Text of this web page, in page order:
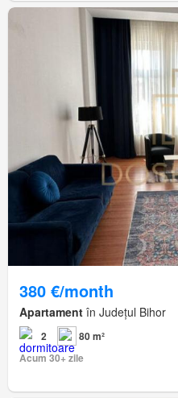
380 €/month
Apartament în Județul Bihor
2
80 m²
Acum 30+ zile